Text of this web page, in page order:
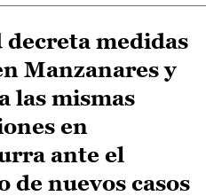
decreta medidas
Manzanares y
las mismas
en
ante el
de nuevos casos